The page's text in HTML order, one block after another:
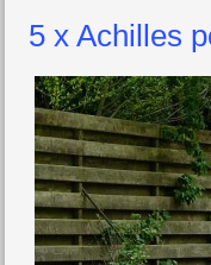
5 x Achilles